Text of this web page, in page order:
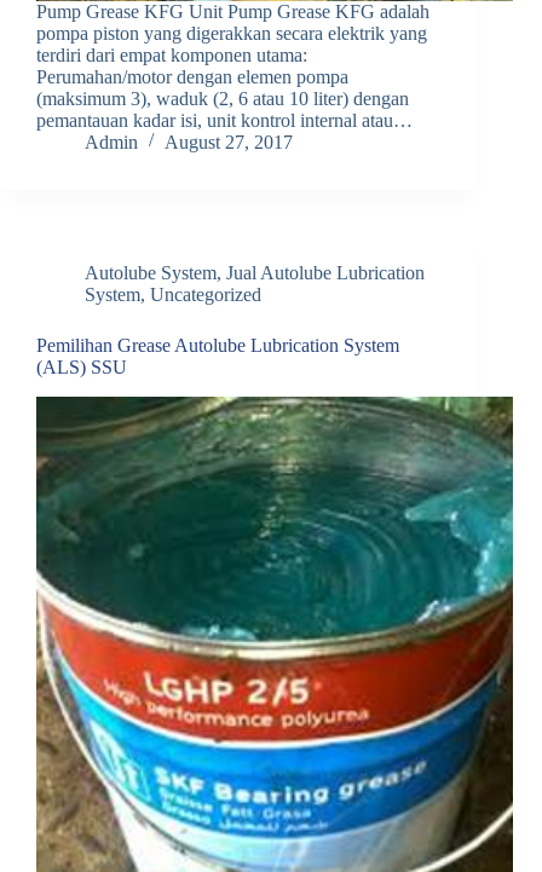
Pump Grease KFG Unit Pump Grease KFG adalah
pompa piston yang digerakkan secara elektrik yang
terdiri dari empat komponen utama:
Perumahan/motor dengan elemen pompa
(maksimum 3), waduk (2, 6 atau 10 liter) dengan
pemantauan kadar isi, unit kontrol internal atau…
Admin
August 27, 2017
Autolube System, Jual Autolube Lubrication
System, Uncategorized
Pemilihan Grease Autolube Lubrication System
(ALS) SSU